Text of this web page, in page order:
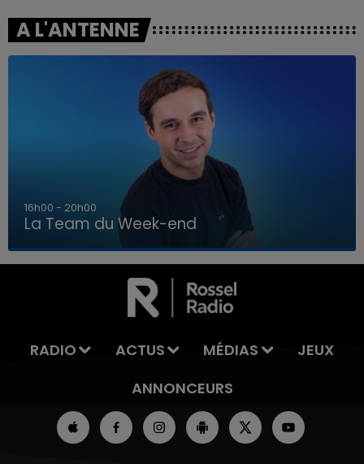
LA TEAM DU WEEK-END
A L'ANTENNE
7h00 - 12h00
La Team du Week-end
RADIO ACTUS MÉDIAS
JEUX
ANNONCEURS